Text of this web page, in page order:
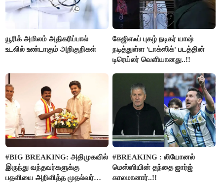
யூரிக் அமிலம் அதிகரிப்பால்
உடலில் உண்டாகும் அறிகுறிகள்
கேஜிஎஃப் புகழ் நடிகர் யாஷ்
நடித்துள்ள 'டாக்‌ஸிக்' படத்தின்
டிரெய்லர் வெளியானது..!!
#BIG BREAKING: அதிமுகவில்
இருந்து வந்தவர்களுக்கு
பதவியை அறிவித்த முதல்வர்
#BREAKING : லியோனல்
மெஸ்ஸியின் தந்தை ஜார்ஜ்
காலமானார்..!!